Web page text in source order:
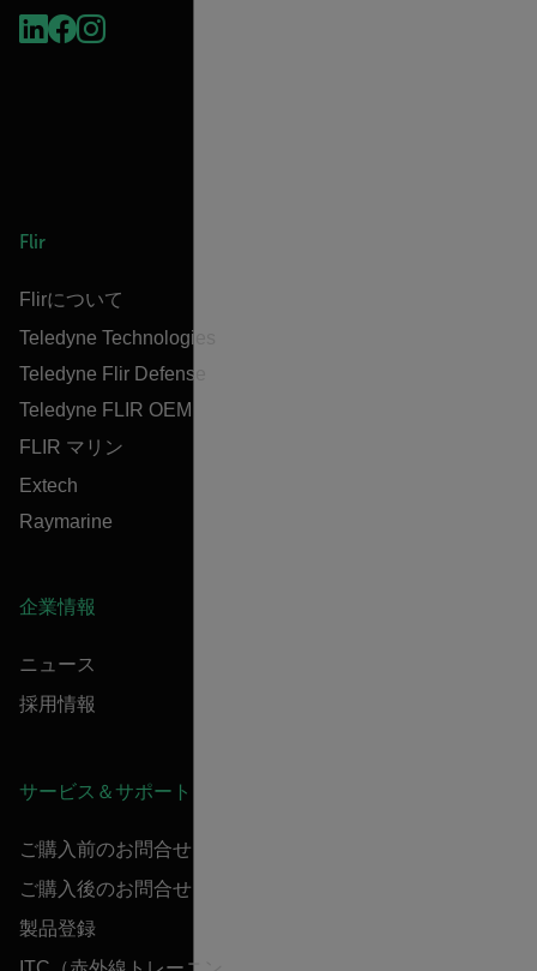
Flir
Flirについて
Teledyne Technologies
Teledyne Flir Defense
Teledyne FLIR OEM
FLIR マリン
Extech
Raymarine
企業情報
ニュース
採用情報
サービス＆サポート
ご購入前のお問合せ
ご購入後のお問合せ
製品登録